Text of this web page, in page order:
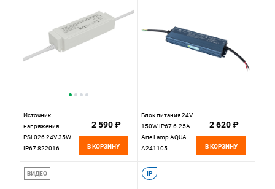
Источник
напряжения
PSL026 24V 35W
IP67 822016
2 590 ₽
В КОРЗИНУ
Блок питания 24V
150W IP67 6.25А
Arte Lamp AQUA
A241105
2 620 ₽
В КОРЗИНУ
ВИДЕО IP